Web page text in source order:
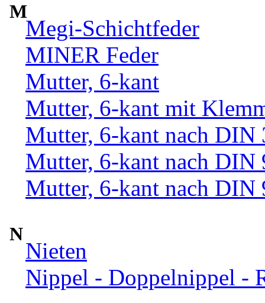
M
Megi-Schichtfeder
MINER Feder
Mutter, 6-kant
Mutter, 6-kant mit
Mutter, 6-kant nach DIN
Mutter, 6-kant nach DIN
Mutter, 6-kant nach DIN
N
Nieten
Nippel - Doppelnippel -